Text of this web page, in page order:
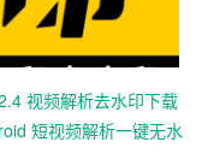
视频解析去水印下载
短视频解析一键无水